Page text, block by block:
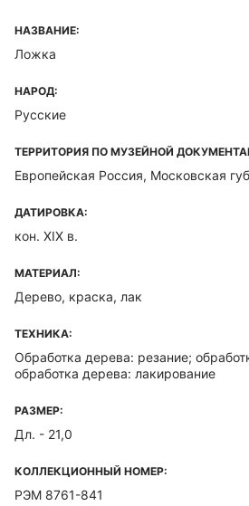
НАЗВАНИЕ:
Ложка
НАРОД:
Русские
ТЕРРИТОРИЯ ПО МУЗЕЙНОЙ
Европейская Россия, Московская
ДАТИРОВКА:
кон. XIX в.
МАТЕРИАЛ:
Дерево, краска, лак
ТЕХНИКА:
Обработка дерева: резание;
обработка дерева: лакирование
РАЗМЕР:
Дл. - 21,0
КОЛЛЕКЦИОННЫЙ НОМЕР:
РЭМ 8761-841